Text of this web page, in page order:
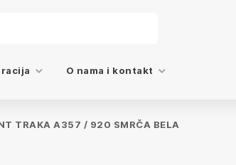
O nama i kontakt
TRAKA A357 / 920 SMRČA BELA